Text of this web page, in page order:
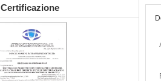
Certificazione